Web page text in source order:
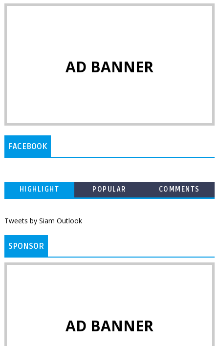
AD BANNER
FACEBOOK
HIGHLIGHT POPULAR COMMENTS
Tweets by Siam Outlook
SPONSOR
AD BANNER